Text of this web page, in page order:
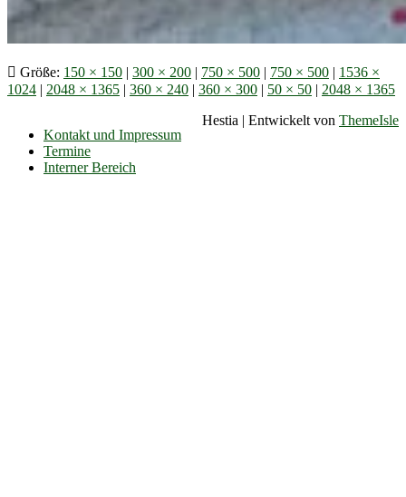
Größe: 150 × 150 | 300 × 200 | 750 × 500 | 750 × 500 | 1536 ×
1024 | 2048 × 1365 | 360 × 240 | 360 × 300 | 50 × 50 | 2048 × 1365
Kontakt und Impressum
Termine
Interner Bereich
Hestia | Entwickelt von ThemeIsle